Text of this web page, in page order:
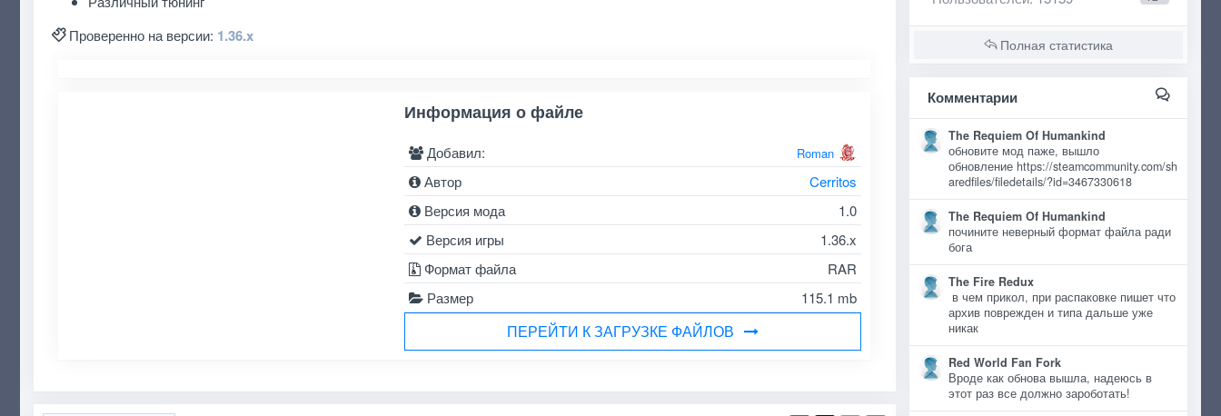
Проверенно на версии: 1.36.x
Информация о файле
Добавил: Roman
Автор
Cerritos
Версия мода
1.0
Версия игры
1.36.x
Формат файла
RAR
Размер
115.1 mb
ПЕРЕЙТИ К ЗАГРУЗКЕ ФАЙЛОВ
Полная статистика
Комментарии
The Requiem Of Humankind
обновите мод паже, вышло
обновление https://steamcommunity.com/sh
aredfiles/filedetails/?id=3467330618
The Requiem Of Humankind
почините неверный формат файла ради
бога
The Fire Redux
в чем прикол, при распаковке пишет что
архив поврежден и типа дальше уже
никак
Red World Fan Fork
Вроде как обнова вышла, надеюсь в
этот раз все должно зароботать!